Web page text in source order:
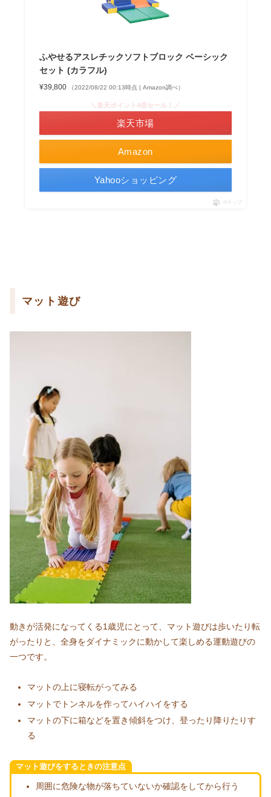
ふやせるアスレチックソフトブロック ベーシック
セット (カラフル)
¥39,800 （2022/08/22 00:13時点 | Amazon調べ）
Amazon
＼楽天ポイント4倍セール！／
楽天市場
Yahooショッピング
ポチップ
マット遊び
動きが活発になってくる1歳児にとって、マット遊びは歩いたり転
がったりと、全身をダイナミックに動かして楽しめる運動遊びの
一つです。
マットの上に寝転がってみる
マットでトンネルを作ってハイハイをする
マットの下に箱などを置き傾斜をつけ、登ったり降りたりす
る
マット遊びをするときの注意点
周囲に危険な物が落ちていないか確認をしてから行う